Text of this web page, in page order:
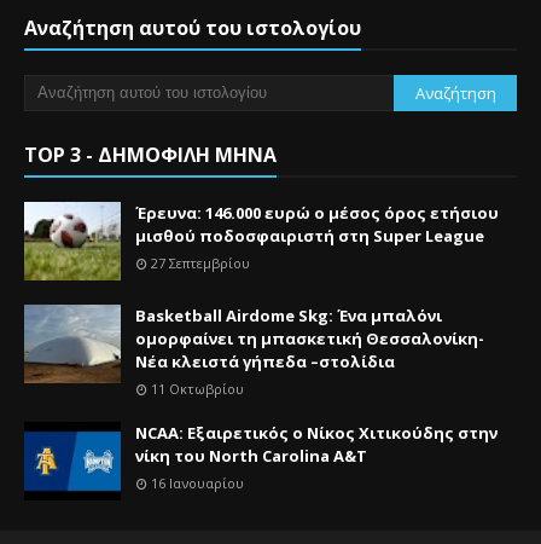
Αναζήτηση αυτού του ιστολογίου
TOP 3 - ΔΗΜΟΦΙΛΗ ΜΗΝΑ
Έρευνα: 146.000 ευρώ ο μέσος όρος ετήσιου
μισθού ποδοσφαιριστή στη Super League
27 Σεπτεμβρίου
Basketball Airdome Skg: Ένα μπαλόνι
ομορφαίνει τη μπασκετική Θεσσαλονίκη-
Νέα κλειστά γήπεδα –στολίδια
11 Οκτωβρίου
NCAA: Εξαιρετικός ο Νίκος Χιτικούδης στην
νίκη του North Carolina A&Τ
16 Ιανουαρίου